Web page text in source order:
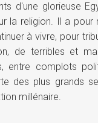
d'une glorieuse
la religion. Il a pour
à vivre, pour
de terribles et
entre complots
des plus grands
millénaire.